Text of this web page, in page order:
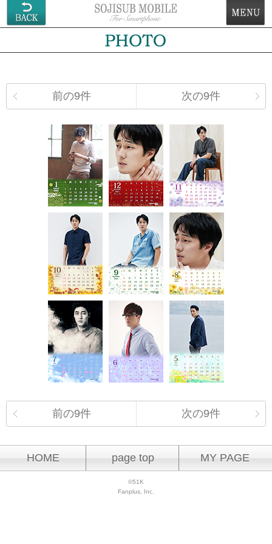
前の9件 次の9件
前の9件 次の9件
HOME page top MY PAGE
©51K
Fanplus, Inc.